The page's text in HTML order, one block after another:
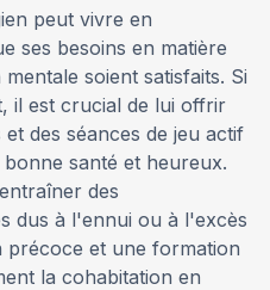
peut vivre en
ses besoins en matière
soient satisfaits. Si
il est crucial de lui offrir
des séances de jeu actif
santé et heureux.
des
dus à l'ennui ou à l'excès
précoce et une formation
la cohabitation en